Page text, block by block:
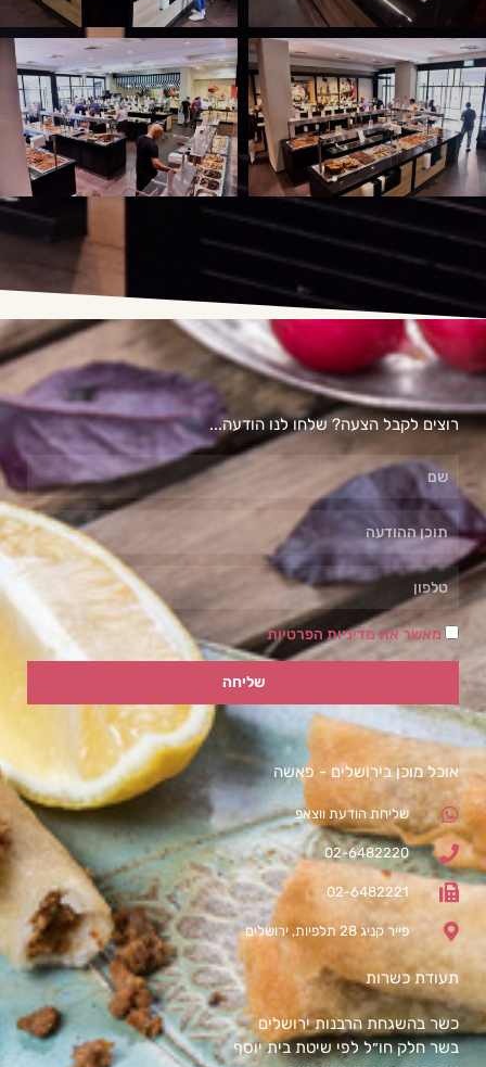
רוצים לקבל הצעה? שלחו לנו הודעה...
מאשר את מדיניות הפרטיות
שליחה
אוכל מוכן בירושלים - פאשה
שליחת הודעת ווצאפ
02-6482220
02-6482221
פייר קניג 28 תלפיות, ירושלים
תעודת כשרות
כשר בהשגחת הרבנות ירושלים
בשר חלק חו״ל לפי שיטת בית יוסף